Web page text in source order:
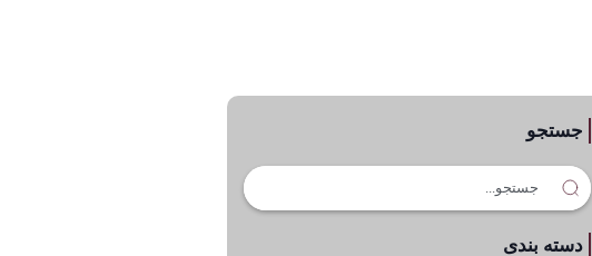
جستجو
دسته بندی